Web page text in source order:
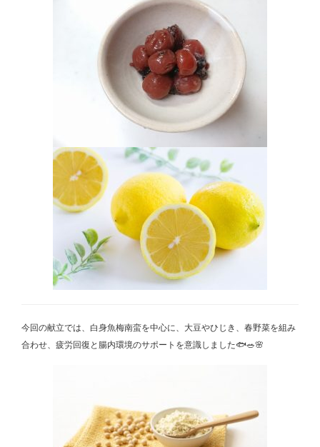
今回の献立では、白身魚梅南蛮を中心に、大豆やひじき、春野菜を組み
合わせ、疲労回復と腸内環境のサポートを意識しました🐟🥗🌸